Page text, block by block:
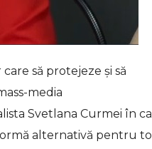
să protejeze și să
media
Svetlana Curmei în
alternativă pentru